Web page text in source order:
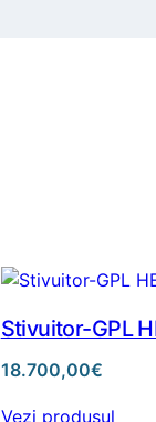
Stivuitor-GPL
18.700,00€
Vezi produsul